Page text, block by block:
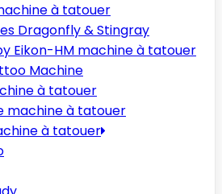
à tatouer
Dragonfly & Stingray
Eikon-HM machine à tatouer
Machine
à tatouer
machine à tatouer
à tatouer